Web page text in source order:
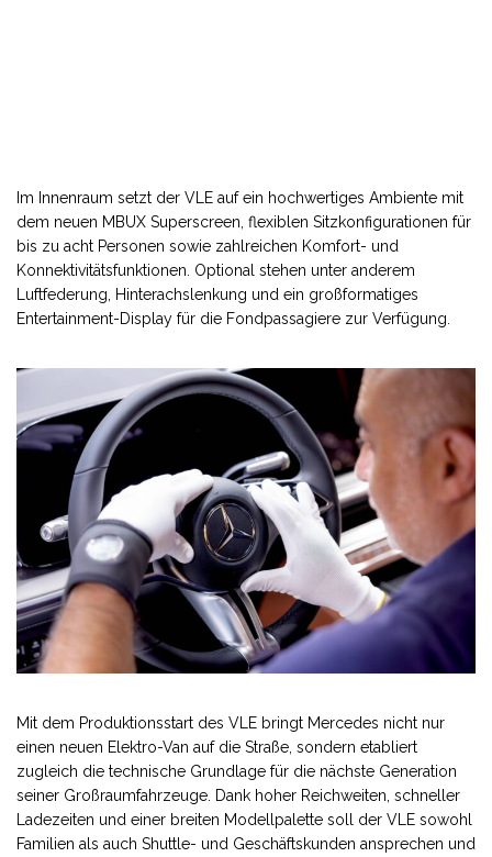
Im Innenraum setzt der VLE auf ein hochwertiges Ambiente mit
dem neuen MBUX Superscreen, flexiblen Sitzkonfigurationen für
bis zu acht Personen sowie zahlreichen Komfort- und
Konnektivitätsfunktionen. Optional stehen unter anderem
Luftfederung, Hinterachslenkung und ein großformatiges
Entertainment-Display für die Fondpassagiere zur Verfügung.
Mit dem Produktionsstart des VLE bringt Mercedes nicht nur
einen neuen Elektro-Van auf die Straße, sondern etabliert
zugleich die technische Grundlage für die nächste Generation
seiner Großraumfahrzeuge. Dank hoher Reichweiten, schneller
Ladezeiten und einer breiten Modellpalette soll der VLE sowohl
Familien als auch Shuttle- und Geschäftskunden ansprechen und